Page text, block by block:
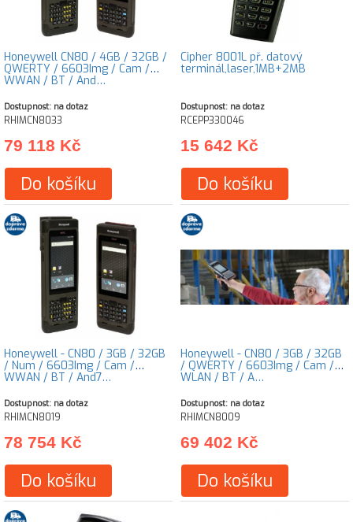
Honeywell CN80 / 4GB / 32GB /
QWERTY / 6603Img / Cam /
WWAN / BT / And…
Dostupnost: na dotaz
RHIMCN8033
79 118 Kč
Do košíku
Cipher 8001L př. datový
terminál,laser,1MB+2MB
Dostupnost: na dotaz
RCEPP330046
15 642 Kč
Do košíku
Honeywell - CN80 / 3GB / 32GB
/ Num / 6603Img / Cam /
WWAN / BT / And7…
Dostupnost: na dotaz
RHIMCN8019
78 754 Kč
Do košíku
Honeywell - CN80 / 3GB / 32GB
/ QWERTY / 6603Img / Cam /
WLAN / BT / A…
Dostupnost: na dotaz
RHIMCN8009
69 402 Kč
Do košíku